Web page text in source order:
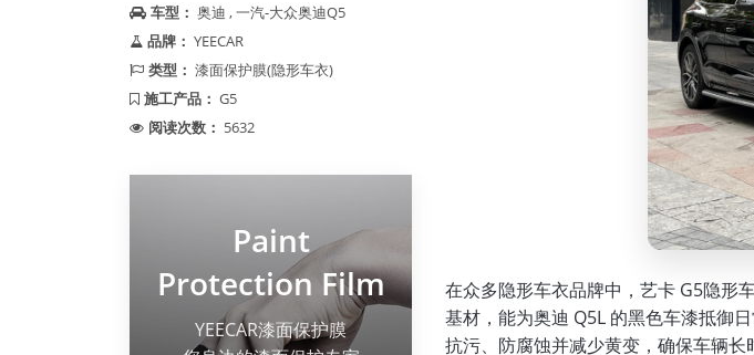
车型： 奥迪 , 一汽-大众奥迪Q5
品牌： YEECAR
类型： 漆面保护膜(隐形车衣)
施工产品： G5
阅读次数： 5632
Paint
Protection Film
YEECAR漆面保护膜
在众多隐形车衣品牌中，艺卡 G5隐形
基材，能为奥迪 Q5L 的黑色车漆抵御
抗污、防腐蚀并减少黄变，确保车辆长